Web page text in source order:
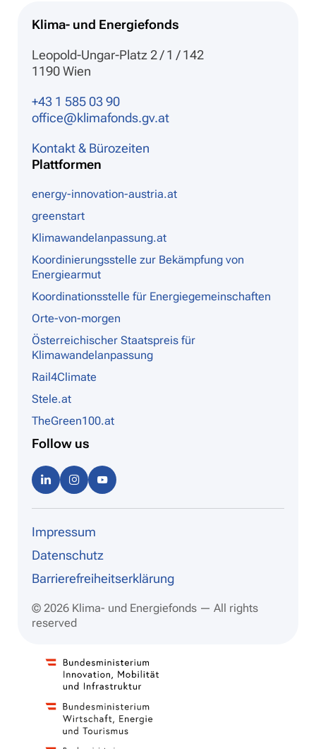
Klima- und Energiefonds
Leopold-Ungar-Platz 2 / 1 / 142
1190 Wien
+43 1 585 03 90
office@klimafonds.gv.at
Kontakt & Bürozeiten
Plattformen
energy-innovation-austria.at
greenstart
Klimawandelanpassung.at
Koordinierungsstelle zur Bekämpfung von
Energiearmut
Koordinationsstelle für Energiegemeinschaften
Orte-von-morgen
Österreichischer Staatspreis für
Klimawandelanpassung
Rail4Climate
Stele.at
TheGreen100.at
Follow us
Linke
dIn
Instag
ram be
Impressum
Datenschutz
Barrierefreiheitserklärung
© 2026 Klima- und Energiefonds — All rights
reserved